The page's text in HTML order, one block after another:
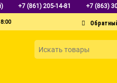
+7 (861) 205-14-81 +7 (863)